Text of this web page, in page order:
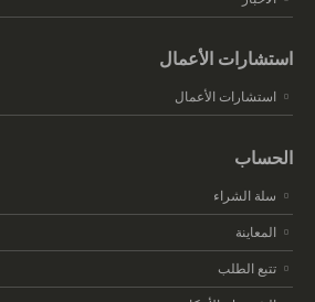
استشارات الأعمال
استشارات الأعمال
الحساب
سلة الشراء
المعاينة
تتبع الطلب